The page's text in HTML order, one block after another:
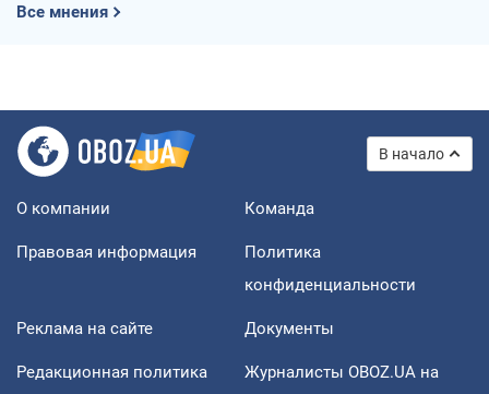
Все мнения
В начало
О компании Команда
Правовая информация
Политика
конфиденциальности
Реклама на сайте Документы
Редакционная политика
Журналисты OBOZ.UA на